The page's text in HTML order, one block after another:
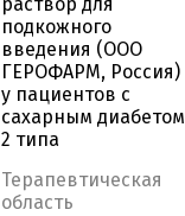
раствор для
подкожного
введения (ООО
ГЕРОФАРМ, Россия)
у пациентов с
сахарным диабетом
2 типа
Терапевтическая
область